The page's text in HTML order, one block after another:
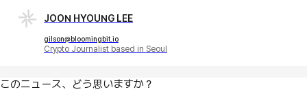
JOON HYOUNG LEE
gilson@bloomingbit.io
Crypto Journalist based in Seoul
このニュース、どう思いますか？